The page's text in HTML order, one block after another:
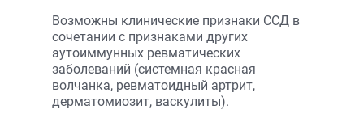
Возможны клинические признаки ССД в
сочетании с признаками других
аутоиммунных ревматических
заболеваний (системная красная
волчанка, ревматоидный артрит,
дерматомиозит, васкулиты).